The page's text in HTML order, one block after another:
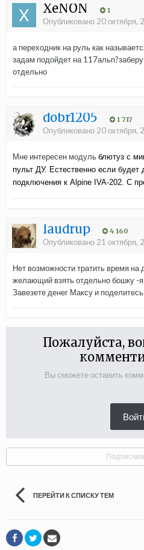
XeNON 1
Опубликовано 20 октября,
а переходник на руль как
задам подойдет на
отдельно
dobr1205 1 717
Опубликовано 20 октября,
Мне интересен модуль блютуз с
пульт ДУ. Естественно если будет
подключения к Alpine IVA-202. С
laudrup 4 160
Опубликовано 21 октября,
Нет возможности тратить время на
желающий взять отдельно бошку -я
Завезете денег Максу и
Пожалуйста,
Вы сможете оставить
ПЕРЕЙТИ К СПИСКУ ТЕМ